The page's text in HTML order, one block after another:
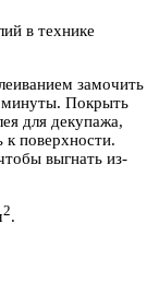
в технике
замочить
минуты. Покрыть
для декупажа,
к поверхности.
выгнать из-
2.